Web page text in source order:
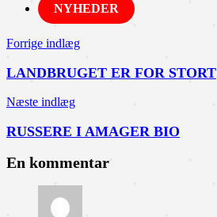
NYHEDER
Indlægsnavigation
Forrige indlæg
LANDBRUGET ER FOR STORT
Næste indlæg
RUSSERE I AMAGER BIO
En kommentar